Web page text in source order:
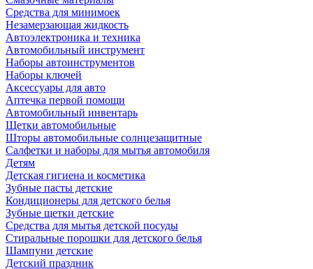
Средства для минимоек
Незамерзающая жидкость
Автоэлектроника и техника
Автомобильный инструмент
Наборы автоинструментов
Наборы ключей
Аксессуары для авто
Аптечка первой помощи
Автомобильный инвентарь
Щетки автомобильные
Шторы автомобильные солнцезащитные
Салфетки и наборы для мытья автомобиля
Детям
Детская гигиена и косметика
Зубные пасты детские
Кондиционеры для детского белья
Зубные щетки детские
Средства для мытья детской посуды
Стиральные порошки для детского белья
Шампуни детские
Детский праздник